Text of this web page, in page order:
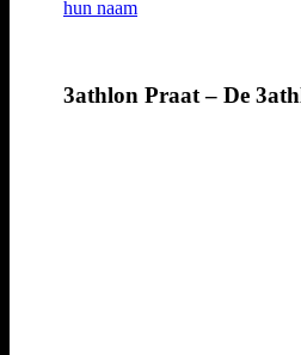
hun naam
3athlon Praat – De